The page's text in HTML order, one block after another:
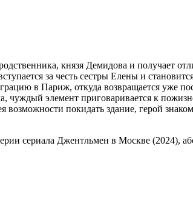
князя Демидова и получает
за честь сестры Елены и
в Париж, откуда возвращается уже
чуждый элемент приговаривается к
покидать здание, герой
сериала Джентльмен в Москве (2024),